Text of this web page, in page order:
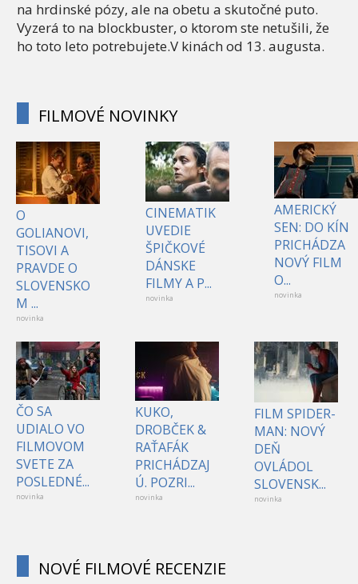
na hrdinské pózy, ale na obetu a skutočné puto.
Vyzerá to na blockbuster, o ktorom ste netušili, že
ho toto leto potrebujete.V kinách od 13. augusta.
FILMOVÉ NOVINKY
O
GOLIANOVI,
TISOVI A
PRAVDE O
SLOVENSKO
M ...
novinka
CINEMATIK
UVEDIE
ŠPIČKOVÉ
DÁNSKE
FILMY A P...
novinka
AMERICKÝ
SEN: DO KÍN
PRICHÁDZA
NOVÝ FILM
O...
novinka
ČO SA
UDIALO VO
FILMOVOM
SVETE ZA
POSLEDNÉ...
novinka
KUKO,
DROBČEK &
RAŤAFÁK
PRICHÁDZAJ
Ú. POZRI...
novinka
FILM SPIDER-
MAN: NOVÝ
DEŇ
OVLÁDOL
SLOVENSK...
novinka
NOVÉ FILMOVÉ RECENZIE